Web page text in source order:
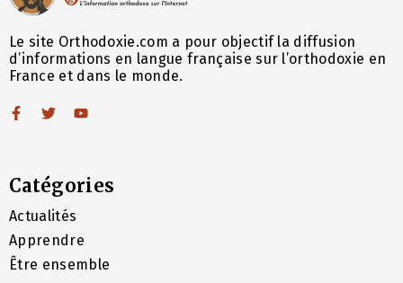
Le site Orthodoxie.com a pour objectif la diffusion
d’informations en langue française sur l’orthodoxie en
France et dans le monde.
Catégories
Actualités
Apprendre
Être ensemble